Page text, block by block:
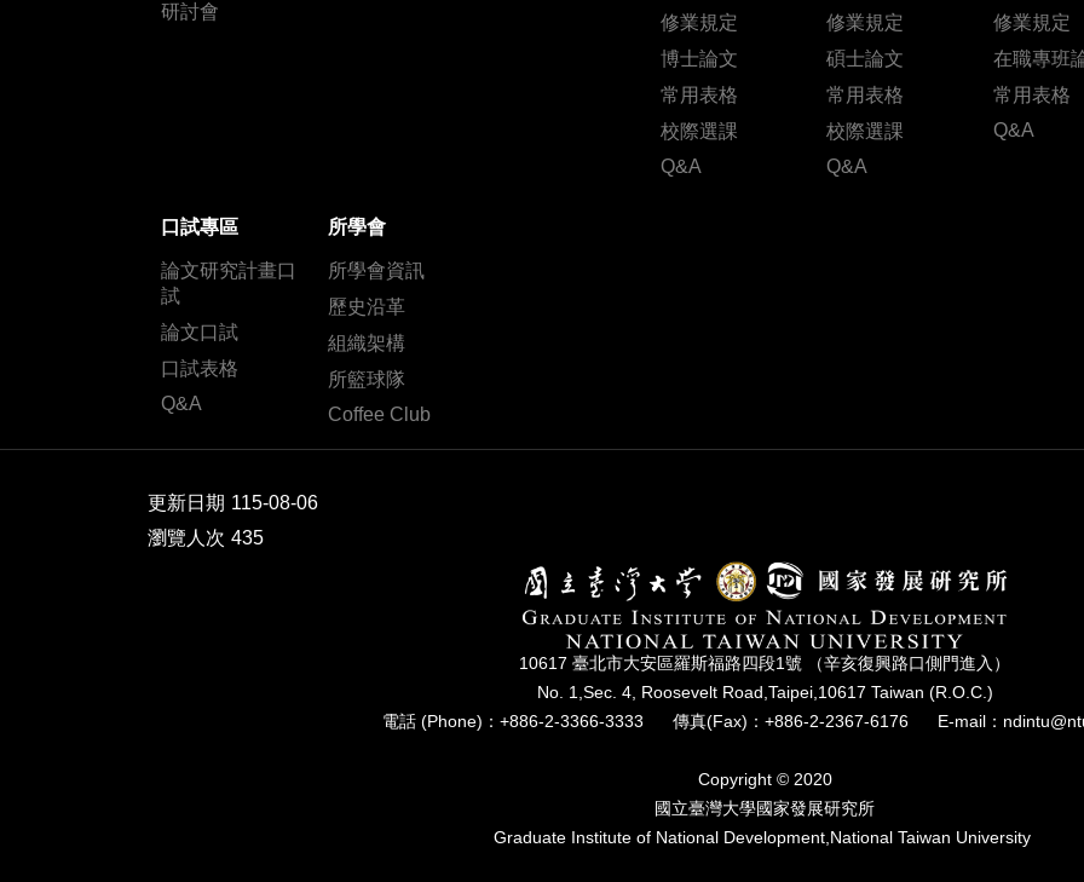
研討會
修業規定
博士論文
常用表格
校際選課
Q&A
修業規定
碩士論文
常用表格
校際選課
Q&A
修業規定
在職專班
常用表格
Q&A
口試專區
論文研究計畫口
試
論文口試
口試表格
Q&A
所學會
所學會資訊
歷史沿革
組織架構
所籃球隊
Coffee Club
更新日期 115-08-06
瀏覽人次 435
10617 臺北市⼤安區羅斯福路四段1號 （辛亥復興路⼝側⾨進入）
No. 1,Sec. 4, Roosevelt Road,Taipei,10617 Taiwan (R.O.C.)
電話 (Phone)：+886-2-3366-3333
傳真(Fax)：+886-2-2367-6176 E-mail：
Copyright © 2020
國立臺灣⼤學國家發展研究所
Graduate Institute of National Development,National Taiwan University